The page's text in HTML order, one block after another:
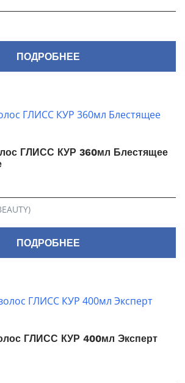
ПОДРОБНЕЕ
ГЛИСС КУР 360мл Блестящее
ПОДРОБНЕЕ
ГЛИСС КУР 400мл Эксперт